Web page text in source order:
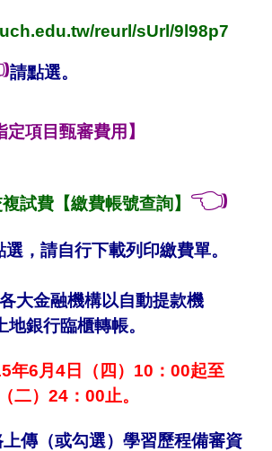
reurl/sUrl/9l98p7
請點選。
定項目甄審費用】
試費【繳費帳號查詢】 👈
選，請自行下載列印繳費單。
大金融機構以自動提款機
地銀行臨櫃轉帳。
年6月4日（四）10：00起至
二）24：00止。
傳（或勾選）學習歷程備審資